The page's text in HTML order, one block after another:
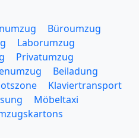
Büroumzug
Laborumzug
Privatumzug
Beiladung
Klaviertransport
Möbeltaxi